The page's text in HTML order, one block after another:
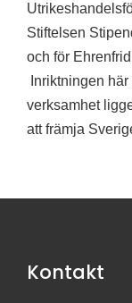
Stiftelsen
och för
Inriktningen
verksamhet
att främja
Kontakt